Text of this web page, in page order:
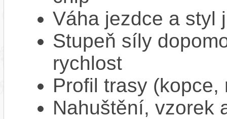
Váha jezdce a styl
Stupeň síly
rychlost
Profil trasy
Nahuštění, vzorek